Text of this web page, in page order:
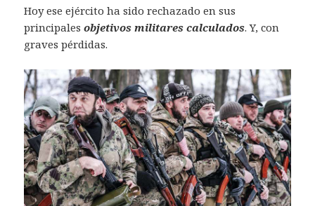
Hoy ese ejército ha sido rechazado en sus
principalesobjetivos militares calculados. Y, con
graves pérdidas.